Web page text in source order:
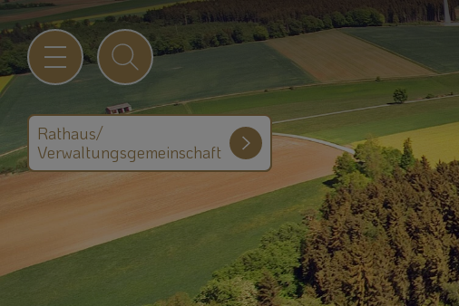
Rathaus/
Verwaltungsgemeinschaft